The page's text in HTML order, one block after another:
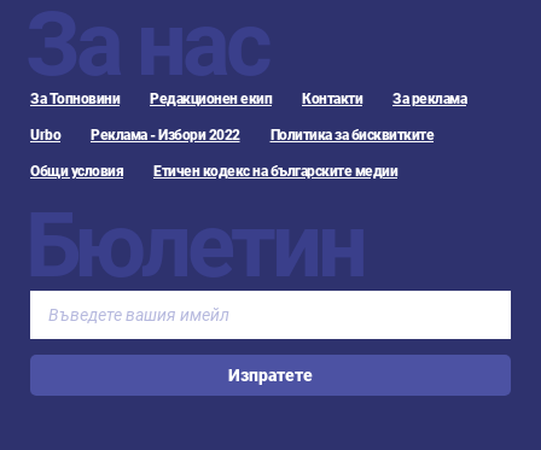
За нас
За Топновини Редакционен екип Контакти За реклама
Urbo Реклама - Избори 2022 Политика за бисквитките
Общи условия Етичен кодекс на българските медии
Бюлетин
Изпратете